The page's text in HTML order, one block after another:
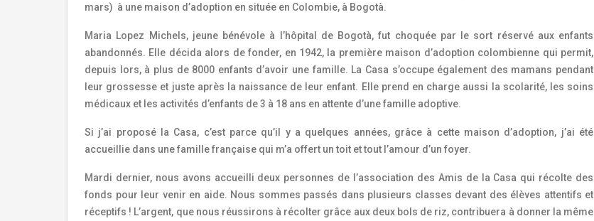
mars) à une maison d’adoption en située en Colombie, à Bogotà.
Maria Lopez Michels, jeune bénévole à l’hôpital de Bogotà, fut choquée par le sort réservé aux enfants
abandonnés. Elle décida alors de fonder, en 1942, la première maison d’adoption colombienne qui permit,
depuis lors, à plus de 8000 enfants d’avoir une famille. La Casa s’occupe également des mamans pendant
leur grossesse et juste après la naissance de leur enfant. Elle prend en charge aussi la scolarité, les soins
médicaux et les activités d’enfants de 3 à 18 ans en attente d’une famille adoptive.
Si j’ai proposé la Casa, c’est parce qu’il y a quelques années, grâce à cette maison d’adoption, j’ai été
accueillie dans une famille française qui m’a offert un toit et tout l’amour d’un foyer.
Mardi dernier, nous avons accueilli deux personnes de l’association des Amis de la Casa qui récolte des
fonds pour leur venir en aide. Nous sommes passés dans plusieurs classes devant des élèves attentifs et
réceptifs ! L’argent, que nous réussirons à récolter grâce aux deux bols de riz, contribuera à donner la même